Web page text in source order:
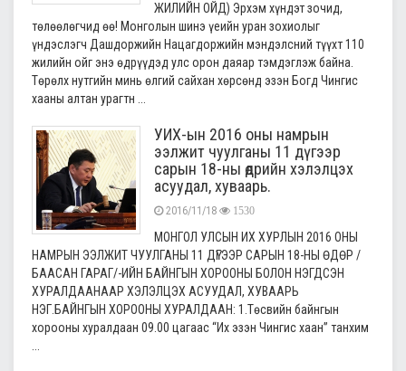
ЖИЛИЙН ОЙД) Эрхэм хүндэт зочид,
төлөөлөгчид өө! Монголын шинэ үеийн уран зохиолыг
үндэслэгч Дашдоржийн Нацагдоржийн мэндэлсний түүхт 110
жилийн ойг энэ өдрүүдэд улс орон даяар тэмдэглэж байна.
Төрөлх нутгийн минь өлгий сайхан хөрсөнд эзэн Богд Чингис
хааны алтан урагтн ...
УИХ-ын 2016 оны намрын
ээлжит чуулганы 11 дүгээр
сарын 18-ны өдрийн хэлэлцэх
асуудал, хуваарь.
2016/11/18 1530
МОНГОЛ УЛСЫН ИХ ХУРЛЫН 2016 ОНЫ
НАМРЫН ЭЭЛЖИТ ЧУУЛГАНЫ 11 ДҮГЭЭР САРЫН 18-НЫ ӨДӨР /
БААСАН ГАРАГ/-ИЙН БАЙНГЫН ХОРООНЫ БОЛОН НЭГДСЭН
ХУРАЛДААНААР ХЭЛЭЛЦЭХ АСУУДАЛ, ХУВААРЬ
НЭГ.БАЙНГЫН ХОРООНЫ ХУРАЛДААН: 1.Төсвийн байнгын
хорооны хуралдаан 09.00 цагаас “Их эзэн Чингис хаан” танхим